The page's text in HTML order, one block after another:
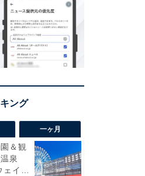
一ヶ月
＆観
泉
ェイオ